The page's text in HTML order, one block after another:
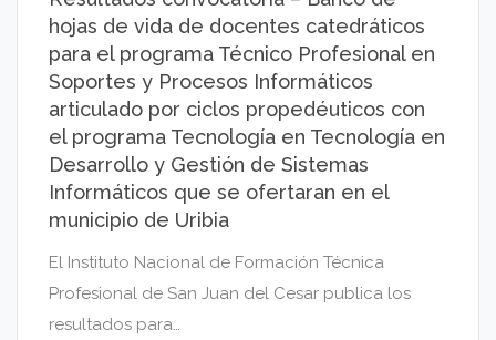
hojas de vida de docentes catedráticos
para el programa Técnico Profesional en
Soportes y Procesos Informáticos
articulado por ciclos propedéuticos con
el programa Tecnología en Tecnología en
Desarrollo y Gestión de Sistemas
Informáticos que se ofertaran en el
municipio de Uribia
El Instituto Nacional de Formación Técnica
Profesional de San Juan del Cesar publica los
resultados para…